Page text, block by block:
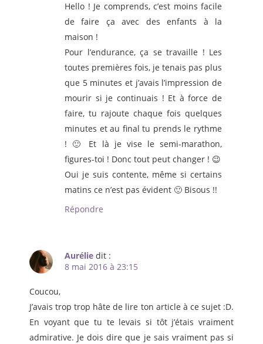
Hello ! Je comprends, c’est moins facile
de faire ça avec des enfants à la
maison !
Pour l’endurance, ça se travaille ! Les
toutes premières fois, je tenais pas plus
que 5 minutes et j’avais l’impression de
mourir si je continuais ! Et à force de
faire, tu rajoute chaque fois quelques
minutes et au final tu prends le rythme
! 🙂 Et là je vise le semi-marathon,
figures-toi ! Donc tout peut changer ! 😉
Oui je suis contente, même si certains
matins ce n’est pas évident 🙂 Bisous !!
Répondre
Aurélie dit :
8 mai 2016 à 23:15
Coucou,
J’avais trop trop hâte de lire ton article à ce sujet :D.
En voyant que tu te levais si tôt j’étais vraiment
admirative. Je dois dire que je sais vraiment pas si